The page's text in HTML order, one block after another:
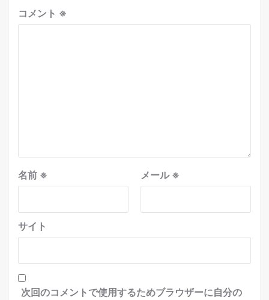
コメント ※
名前 ※ メール※
サイト
次回のコメントで使用するためブラウザーに自分の